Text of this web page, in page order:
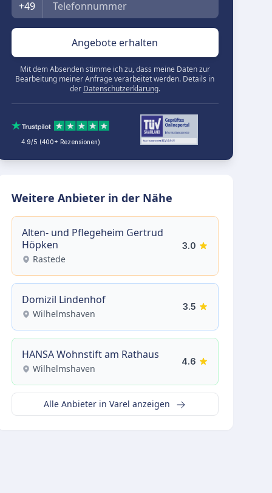
+49
Angebote erhalten
Mit dem Absenden stimme ich zu, dass meine Daten zur
Bearbeitung meiner Anfrage verarbeitet werden. Details in
der Datenschutzerklärung.
4.9/5 (400+ Rezensionen)
Weitere Anbieter in der Nähe
Alten- und Pflegeheim Gertrud
Höpken
Rastede
3.0
Domizil Lindenhof
Wilhelmshaven
3.5
HANSA Wohnstift am Rathaus
Wilhelmshaven
4.6
Alle Anbieter in Varel anzeigen